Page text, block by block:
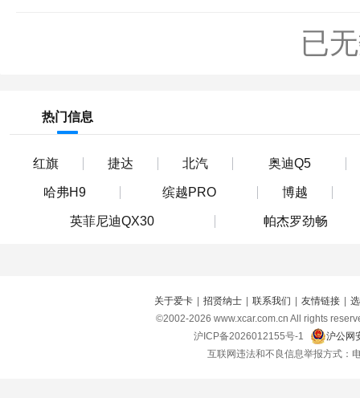
已
热门信息
红旗 捷达 北汽 奥迪Q5
哈弗H9 缤越PRO 博越
英菲尼迪QX30 帕杰罗劲畅
关于爱卡 招贤纳士 联系我们 友情链接
©2002-2026 www.xcar.com.cn All rights
沪ICP备2026012155号-1
沪公网
互联网违法和不良信息举报方式：